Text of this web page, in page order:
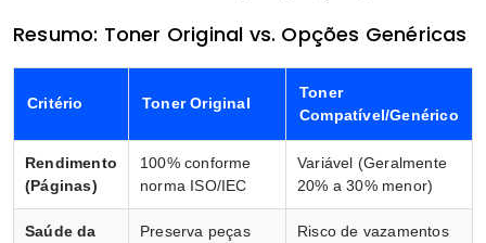
Resumo: Toner Original vs. Opções Genéricas
Critério Toner Original
Toner
Compatível/Genérico
Rendimento
(Páginas)
100% conforme
norma ISO/IEC
Variável (Geralmente
20% a 30% menor)
Saúde da
Preserva peças
Risco de vazamentos